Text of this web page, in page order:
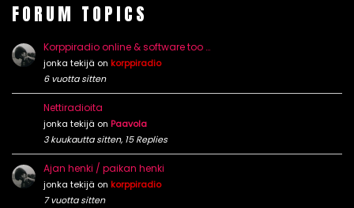
FORUM TOPICS
Korppiradio online & software too …
jonka tekijä on korppiradio
6 vuotta sitten
Nettiradioita
jonka tekijä on Paavola
3 kuukautta sitten, 15 Replies
Ajan henki / paikan henki
jonka tekijä on korppiradio
7 vuotta sitten